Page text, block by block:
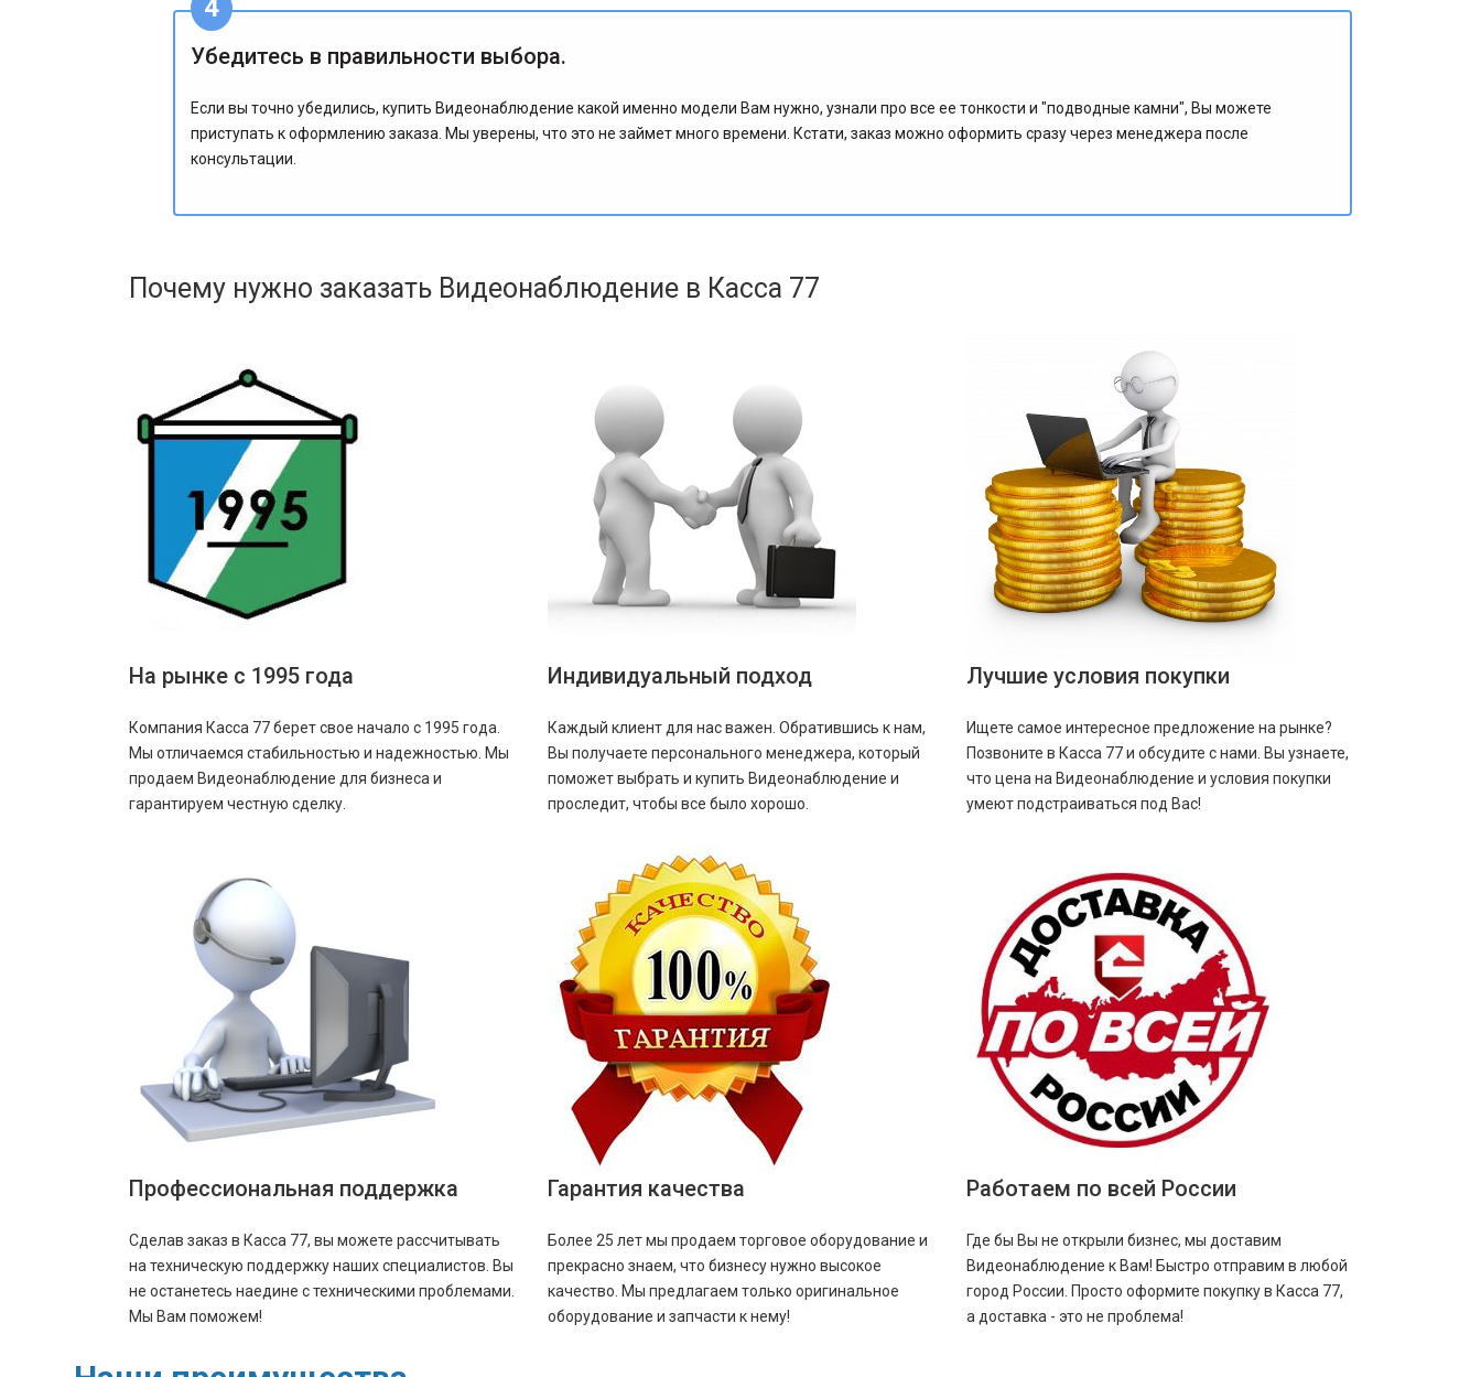
Убедитесь в правильности выбора.
Если вы точно убедились, купить Видеонаблюдение какой именно модели Вам нужно, узнали про все ее тонкости и "подводные камни", Вы можете
приступать к оформлению заказа. Мы уверены, что это не займет много времени. Кстати, заказ можно оформить сразу через менеджера после
консультации.
Почему нужно заказать Видеонаблюдение в Касса 77
На рынке с 1995 года
Компания Касса 77 берет свое начало с 1995 года.
Мы отличаемся стабильностью и надежностью. Мы
продаем Видеонаблюдение для бизнеса и
гарантируем честную сделку.
Индивидуальный подход
Каждый клиент для нас важен. Обратившись к нам,
Вы получаете персонального менеджера, который
поможет выбрать и купить Видеонаблюдение и
проследит, чтобы все было хорошо.
Лучшие условия покупки
Ищете самое интересное предложение на рынке?
Позвоните в Касса 77 и обсудите с нами. Вы узнаете,
что цена на Видеонаблюдение и условия покупки
умеют подстраиваться под Вас!
Профессиональная поддержка
Сделав заказ в Касса 77, вы можете рассчитывать
на техническую поддержку наших специалистов. Вы
не останетесь наедине с техническими проблемами.
Мы Вам поможем!
Гарантия качества
Более 25 лет мы продаем торговое оборудование и
прекрасно знаем, что бизнесу нужно высокое
качество. Мы предлагаем только оригинальное
оборудование и запчасти к нему!
Работаем по всей России
Где бы Вы не открыли бизнес, мы доставим
Видеонаблюдение к Вам! Быстро отправим в любой
город России. Просто оформите покупку в Касса 77,
а доставка - это не проблема!